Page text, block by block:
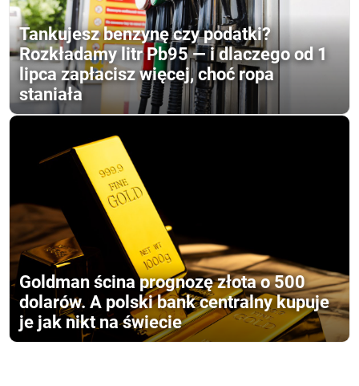
Tankujesz benzynę czy podatki?
Rozkładamy litr Pb95 — i dlaczego od 1
lipca zapłacisz więcej, choć ropa
staniała
Goldman ścina prognozę złota o 500
dolarów. A polski bank centralny kupuje
je jak nikt na świecie